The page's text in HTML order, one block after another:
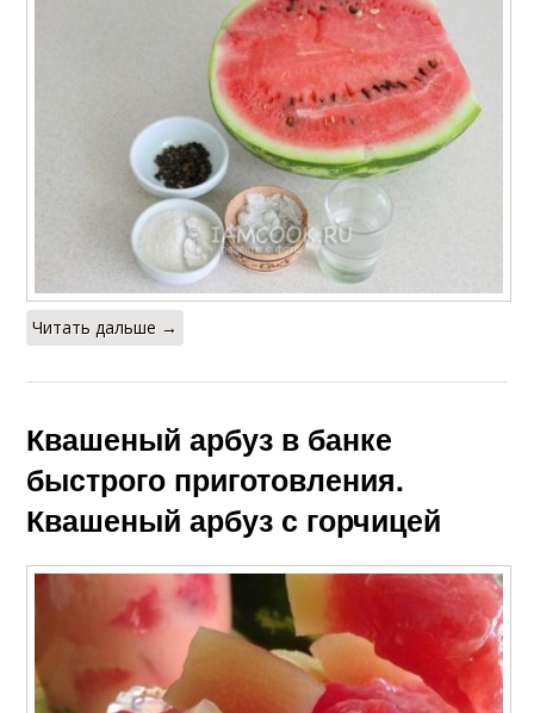
Читать дальше →
Квашеный арбуз в банке
быстрого приготовления.
Квашеный арбуз с горчицей